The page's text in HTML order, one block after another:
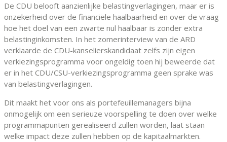
De CDU belooft aanzienlijke belastingverlagingen, maar er is
onzekerheid over de financiële haalbaarheid en over de vraag
hoe het doel van een zwarte nul haalbaar is zonder extra
belastinginkomsten. In het zomerinterview van de ARD
verklaarde de CDU-kanselierskandidaat zelfs zijn eigen
verkiezingsprogramma voor ongeldig toen hij beweerde dat
er in het CDU/CSU-verkiezingsprogramma geen sprake was
van belastingverlagingen.
Dit maakt het voor ons als portefeuillemanagers bijna
onmogelijk om een serieuze voorspelling te doen over welke
programmapunten gerealiseerd zullen worden, laat staan
welke impact deze zullen hebben op de kapitaalmarkten.